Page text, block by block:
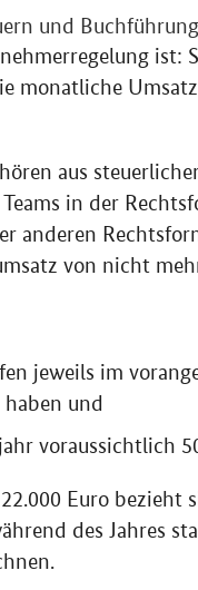
und Buchführung
ist:
monatliche
aus
in der
anderen
von nicht
jeweils im
und
voraussichtlich
Euro bezieht
des Jahres